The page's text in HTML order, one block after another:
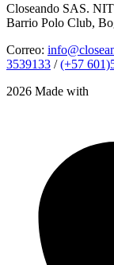
Closeando SAS.
Barrio Polo Club,
Correo:
3539133 /(+57
2026 Made with